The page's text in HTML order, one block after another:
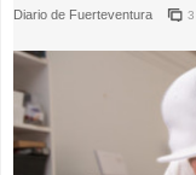
Diario de Fuerteventura 3